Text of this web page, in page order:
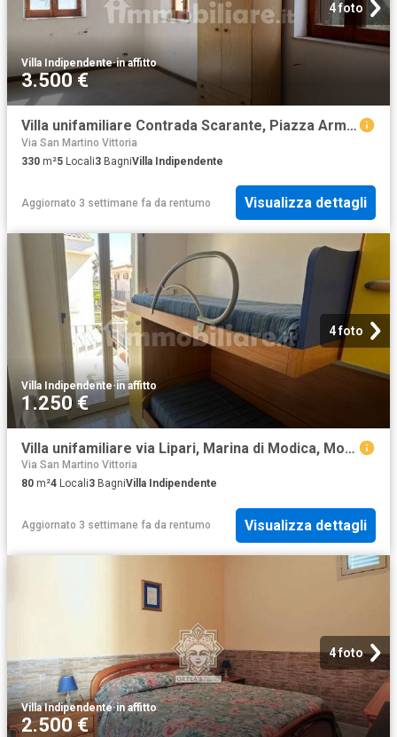
4 foto
Villa Indipendente·in affitto
3.500 €
Villa unifamiliare Contrada Scarante, Piazza Armerina
Via San Martino Vittoria
330 m²5 Locali3 BagniVilla Indipendente
Aggiornato 3 settimane fa da rentumo Visualizza dettagli
4 foto
Villa Indipendente·in affitto
1.250 €
Villa unifamiliare via Lipari, Marina di Modica, Modica
Via San Martino Vittoria
80 m²4 Locali3 BagniVilla Indipendente
Aggiornato 3 settimane fa da rentumo Visualizza dettagli
4 foto
Villa Indipendente·in affitto
2.500 €